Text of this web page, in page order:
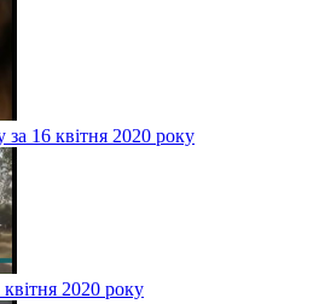
за 16 квітня 2020 року
2020 року